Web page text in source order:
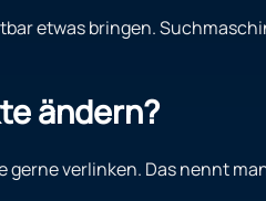
etwas bringen.
ändern?
verlinken. Das nennt